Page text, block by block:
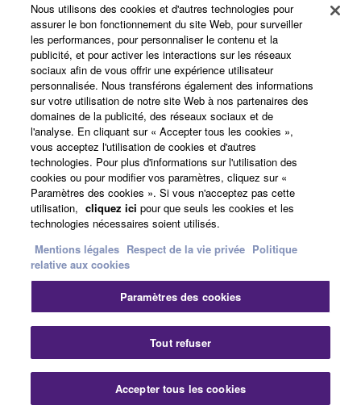
Distributeurs
Support
Yamaha Music ID - Enregistrement
A propos de Yamaha
France - French
Nous utilisons des cookies et d'autres technologies pour
assurer le bon fonctionnement du site Web, pour surveiller
les performances, pour personnaliser le contenu et la
publicité, et pour activer les interactions sur les réseaux
sociaux afin de vous offrir une expérience utilisateur
personnalisée. Nous transférons également des informations
sur votre utilisation de notre site Web à nos partenaires des
domaines de la publicité, des réseaux sociaux et de
l'analyse. En cliquant sur « Accepter tous les cookies »,
vous acceptez l'utilisation de cookies et d'autres
technologies. Pour plus d'informations sur l'utilisation des
cookies ou pour modifier vos paramètres, cliquez sur «
Paramètres des cookies ». Si vous n'acceptez pas cette
utilisation, cliquez ici pour que seuls les cookies et les
technologies nécessaires soient utilisés.
Mentions légales Respect de la vie privée Politique
relative aux cookies
Paramètres des cookies
Tout refuser
Accepter tous les cookies